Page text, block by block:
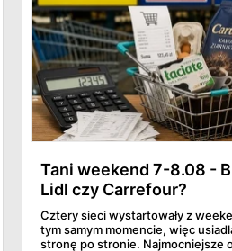
Tani weekend 7-8.08 -
Lidl czy Carrefour?
Cztery sieci wystartowały z
tym samym momencie, więc
stronę po stronie. Najmocniejsze